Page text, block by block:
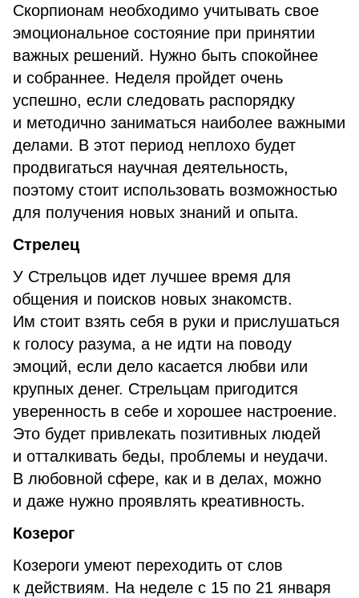
Скорпионам необходимо учитывать свое
эмоциональное состояние при принятии
важных решений. Нужно быть спокойнее
и собраннее. Неделя пройдет очень
успешно, если следовать распорядку
и методично заниматься наиболее важными
делами. В этот период неплохо будет
продвигаться научная деятельность,
поэтому стоит использовать возможностью
для получения новых знаний и опыта.
Стрелец
У Стрельцов идет лучшее время для
общения и поисков новых знакомств.
Им стоит взять себя в руки и прислушаться
к голосу разума, а не идти на поводу
эмоций, если дело касается любви или
крупных денег. Стрельцам пригодится
уверенность в себе и хорошее настроение.
Это будет привлекать позитивных людей
и отталкивать беды, проблемы и неудачи.
В любовной сфере, как и в делах, можно
и даже нужно проявлять креативность.
Козерог
Козероги умеют переходить от слов
к действиям. На неделе с 15 по 21 января